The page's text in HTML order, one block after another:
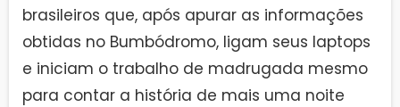
brasileiros que, após apurar as informações
obtidas no Bumbódromo, ligam seus laptops
e iniciam o trabalho de madrugada mesmo
para contar a história de mais uma noite